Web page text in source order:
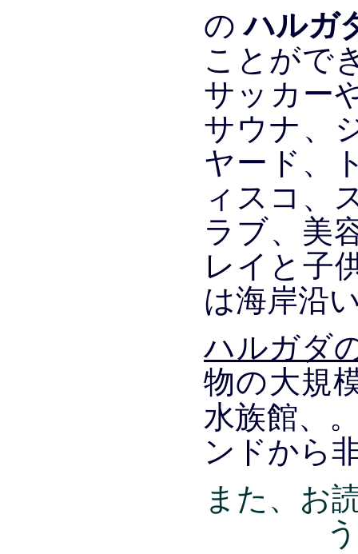
のハルガ
ことがで
サッカー
サウナ、
ヤード、
ィスコ、
ラブ、美
レイと子
は海岸沿
ハルガダ
物の大規
水族館、
ンドから
また、お